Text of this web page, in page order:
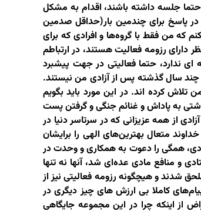
جلسه داشته باشند، اقدام به مشکل
پاسخ برای چندمین بار(حداقل صدمین
که من فقط با گروه‌ها و افرادی که برای
دارای رزومه فعالیت هستند، در ارتباطم
ندارد، حتما فعالیتی در جهت پیشبرد
چند سال گذشته پس از آزادی من نیستند.
تلاش کرده اند. در این مورد باید بگویم
به پاداش و غنائم جنگی و گرفتن پست
از همه عزیزانی که در سرتاسر دنیا در
متعال بهترین‌های الهی را برایشان
همگی را دعوت به همکاری و وحدت در
و منافع مادی عده‌ای شد، آنها نه تنها
شدند و هیچگونه رزومه فعالیتی نیز از
کاملا بی ارزش های چیز دیگری در
از اینکه چرا در این مجموعه جایگاهی